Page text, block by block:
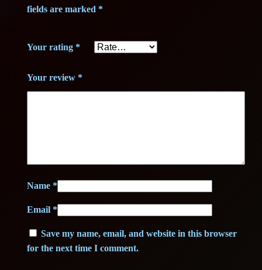
fields are marked*
Your rating *
Your review *
Name *
Email*
Save my name, email, and website in this browser
for the next time I comment.